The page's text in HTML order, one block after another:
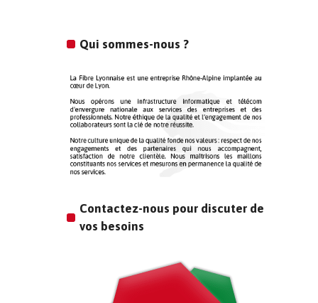
Qui sommes-nous ?
Contactez-nous pour discuter de
vos besoins